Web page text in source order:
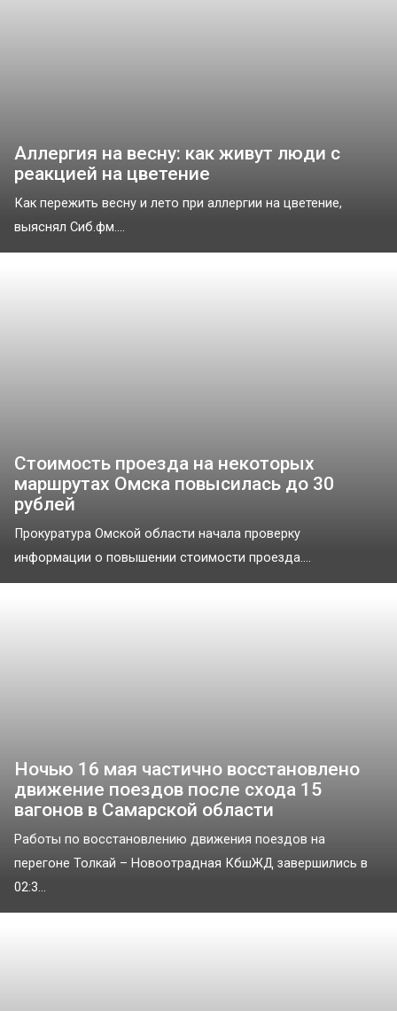
Аллергия на весну: как живут люди с
реакцией на цветение
Как пережить весну и лето при аллергии на цветение,
выяснял Сиб.фм....
Стоимость проезда на некоторых
маршрутах Омска повысилась до 30
рублей
Прокуратура Омской области начала проверку
информации о повышении стоимости проезда....
Ночью 16 мая частично восстановлено
движение поездов после схода 15
вагонов в Самарской области
Работы по восстановлению движения поездов на
перегоне Толкай – Новоотрадная КбшЖД завершились в
02:3...